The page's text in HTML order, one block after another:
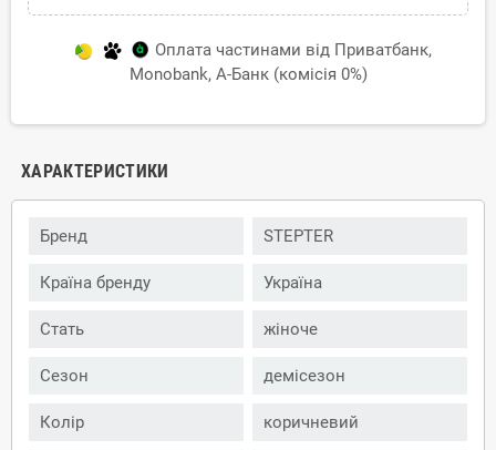
Оплата частинами від Приватбанк,
Monobank, А-Банк (комісія 0%)
ХАРАКТЕРИСТИКИ
Бренд STEPTER
Країна бренду Україна
Стать жіноче
Сезон демісезон
Колір коричневий